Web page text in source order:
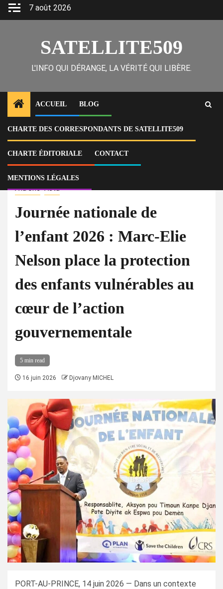
Skip
7 août 2026
SATELLITE509
L'INFO QUI DÉRANGE, LA VÉRITÉ QUI LIBÈRE.
ACCUEIL BLOG
CHARTE DES CORRESPONDANTS DE SATELLITE509
CHARTE ÉDITORIALE CONTACT
MENTIONS LÉGALES
Home
Actu
Journée nationale de l’enfant 2026 : Marc-Elie Nelson place la
protection des enfants vulnérables au cœur de l’action
À la Une Actu
Journée nationale de
l’enfant 2026 : Marc-Elie
Nelson place la protection
des enfants vulnérables au
cœur de l’action
gouvernementale
5 min read
16 juin 2026 Djovany MICHEL
PORT-AU-PRINCE, 14 juin 2026 — Dans un contexte